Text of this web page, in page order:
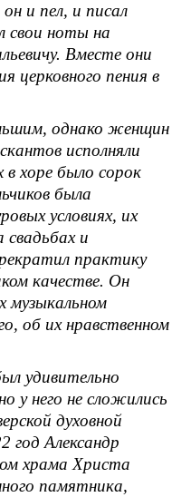
и пел, и писал
свои ноты на
Вместе они
церковного пения в
однако женщин
исполняли
в хоре было сорок
была
условиях, их
свадьбах и
практику
качестве. Он
музыкальном
об их нравственном
удивительно
у него не сложились
духовной
год Александр
храма Христа
памятника,